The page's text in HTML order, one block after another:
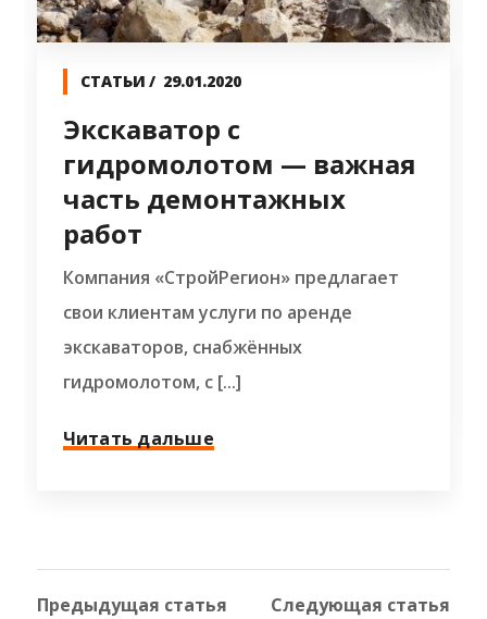
СТАТЬИ 29.01.2020
Экскаватор с
гидромолотом — важная
часть демонтажных
работ
Компания «СтройРегион» предлагает
свои клиентам услуги по аренде
экскаваторов, снабжённых
гидромолотом, с [...]
Читать дальше
Предыдущая статья Следующая статья